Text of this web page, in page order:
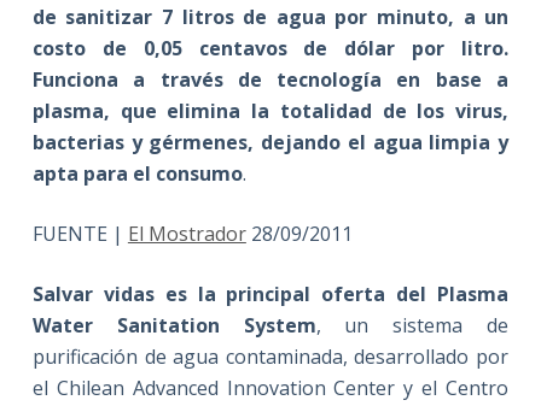
de sanitizar 7 litros de agua por minuto, a un
costo de 0,05 centavos de dólar por litro.
Funciona a través de tecnología en base a
plasma, que elimina la totalidad de los virus,
bacterias y gérmenes, dejando el agua limpia y
apta para el consumo.
FUENTE | El Mostrador28/09/2011
Salvar vidas es la principal oferta del Plasma
Water Sanitation System, un sistema de
purificación de agua contaminada, desarrollado por
el Chilean Advanced Innovation Center y el Centro